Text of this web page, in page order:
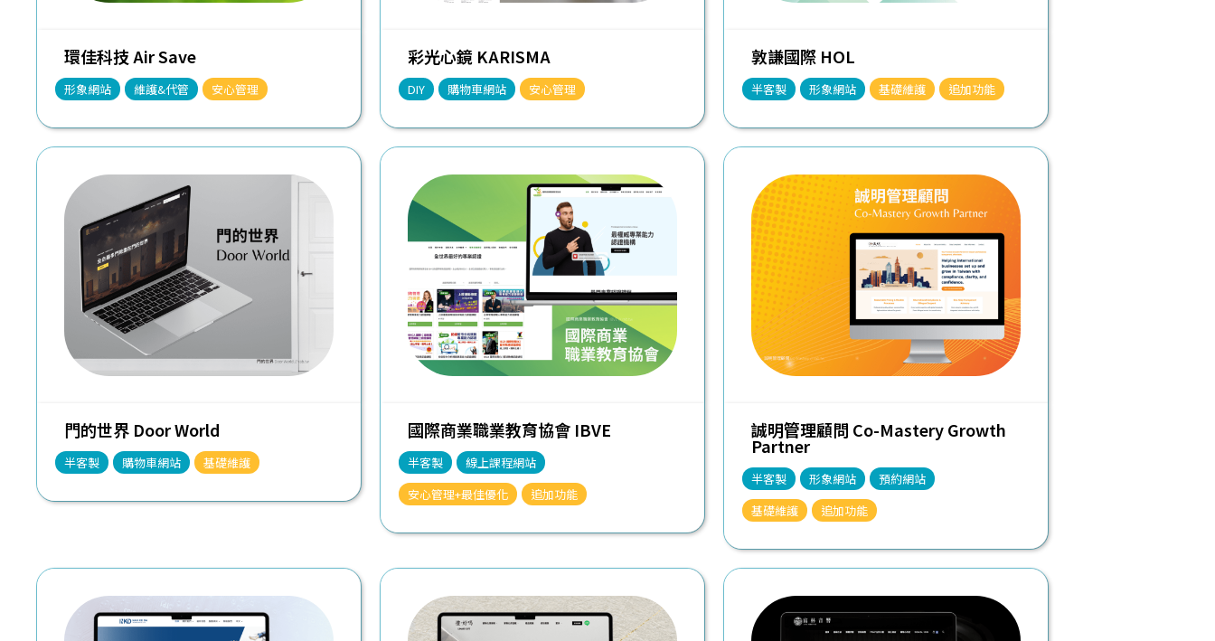
環佳科技 Air Save
形象網站 維護&代管 安心管理
彩光心鏡 KARISMA
DIY 購物車網站 安心管理
敦謙國際 HOL
半客製 形象網站 基礎維護 追加功能
門的世界 Door World
半客製 購物車網站 基礎維護
國際商業職業教育協會 IBVE
半客製
線上課程網站
安心管理+最佳優化
追加功能
誠明管理顧問 Co-Mastery Growth
Partner
半客製 形象網站
預約網站
基礎維護
追加功能